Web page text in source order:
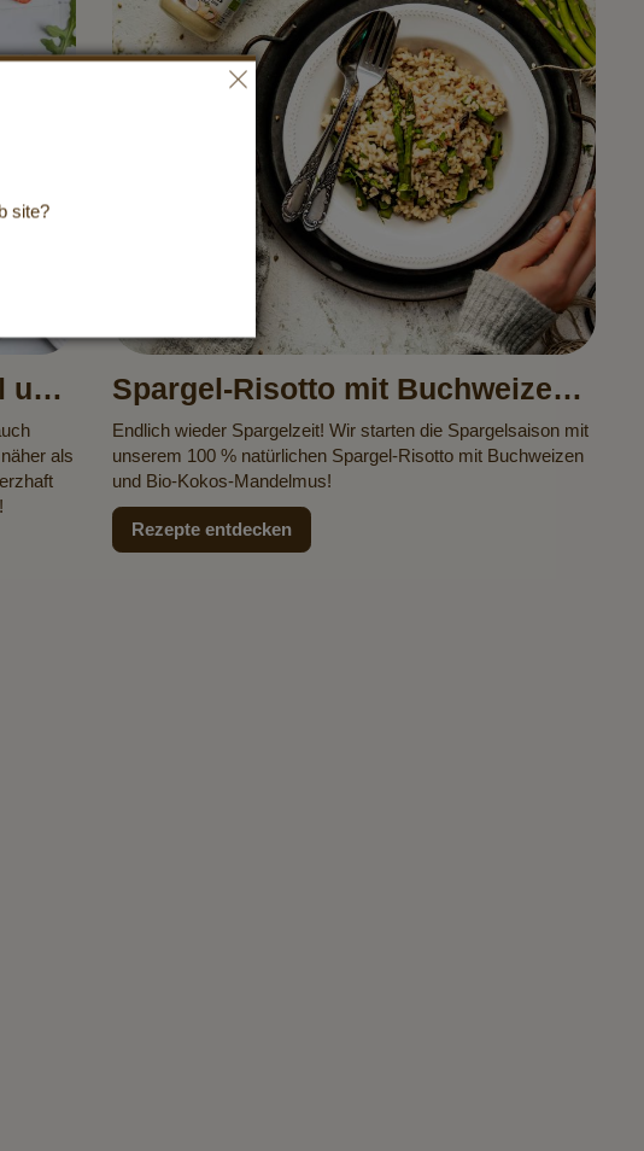
als
Spargel-Risotto mit Buchweizen
und Kokos-Mandelmus
Endlich wieder Spargelzeit! Wir starten die Spargelsaison mit
unserem 100 % natürlichen Spargel-Risotto mit Buchweizen
und Bio-Kokos-Mandelmus!
Rezepte entdecken
site?